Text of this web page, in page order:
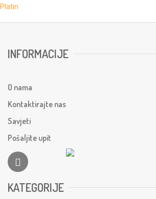
Platin
INFORMACIJE
O nama
Kontaktirajte nas
Savjeti
Pošaljite upit
KATEGORIJE